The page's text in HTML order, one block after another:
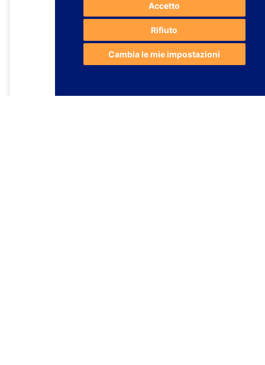
Accetto
Rifiuto
Cambia le mie impostazioni